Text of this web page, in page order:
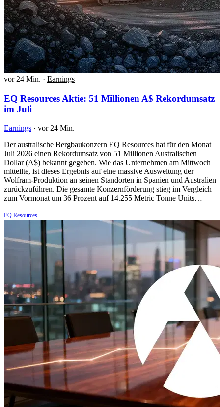
vor 24 Min. · Earnings
EQ Resources Aktie: 51 Millionen A$ Rekordumsatz
im Juli
Earnings · vor 24 Min.
Der australische Bergbaukonzern EQ Resources hat für den Monat
Juli 2026 einen Rekordumsatz von 51 Millionen Australischen
Dollar (A$) bekannt gegeben. Wie das Unternehmen am Mittwoch
mitteilte, ist dieses Ergebnis auf eine massive Ausweitung der
Wolfram-Produktion an seinen Standorten in Spanien und Australien
zurückzuführen. Die gesamte Konzernförderung stieg im Vergleich
zum Vormonat um 36 Prozent auf 14.255 Metric Tonne Units…
EQ Resources